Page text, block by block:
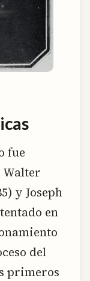
fue
y Joseph
en
del
primeros